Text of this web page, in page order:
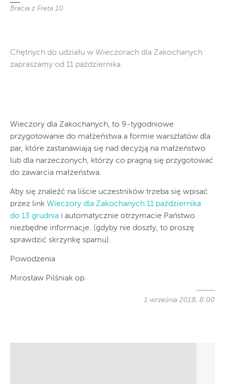
Bracia z Freta 10
Chętnych do udziału w Wieczorach dla Zakochanych
zapraszamy od 11 października.
Wieczory dla Zakochanych, to 9-tygodniowe
przygotowanie do małżeństwa a formie warsztatów dla
par, które zastanawiają się nad decyzją na małżeństwo
lub dla narzeczonych, którzy co pragną się przygotować
do zawarcia małżeństwa.
Aby się znaleźć na liście uczestników trzeba się wpisać
przez link Wieczory dla Zakochanych 11 października
do 13 grudnia i automatycznie otrzymacie Państwo
niezbędne informacje. (gdyby nie doszły, to proszę
sprawdzić skrzynkę spamu).
Powodzenia
Mirosław Pilśniak op
1 września 2018, 8:00